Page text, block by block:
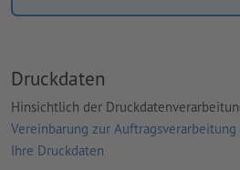
Druckdaten
Hinsichtlich der
Vereinbarung zur Auftragsverarbeitung
Ihre Druckdaten